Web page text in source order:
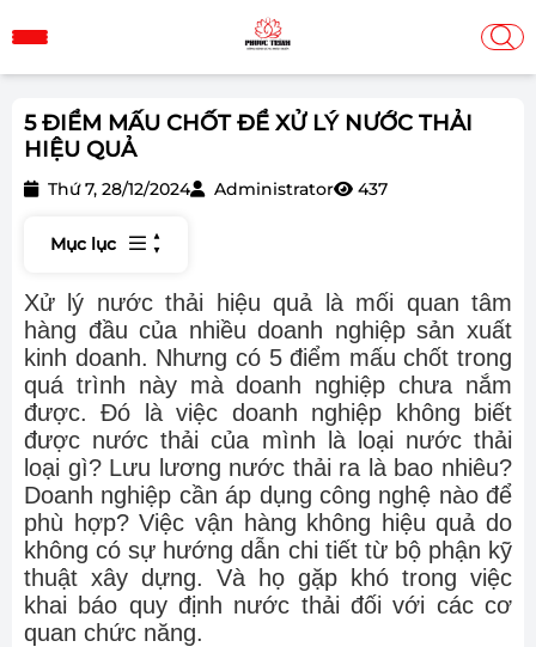
5 ĐIỂM MẤU CHỐT ĐỂ XỬ LÝ NƯỚC THẢI
HIỆU QUẢ
Thứ 7, 28/12/2024 Administrator 437
Mục lục
Xử lý nước thải hiệu quả là mối quan tâm
hàng đầu của nhiều doanh nghiệp sản xuất
kinh doanh. Nhưng có 5 điểm mấu chốt trong
quá trình này mà doanh nghiệp chưa nắm
được. Đó là việc doanh nghiệp không biết
được nước thải của mình là loại nước thải
loại gì? Lưu lương nước thải ra là bao nhiêu?
Doanh nghiệp cần áp dụng công nghệ nào để
phù hợp? Việc vận hàng không hiệu quả do
không có sự hướng dẫn chi tiết từ bộ phận kỹ
thuật xây dựng. Và họ gặp khó trong việc
khai báo quy định nước thải đối với các cơ
quan chức năng.